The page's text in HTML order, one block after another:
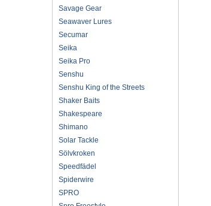
Savage Gear
Seawaver Lures
Secumar
Seika
Seika Pro
Senshu
Senshu King of the Streets
Shaker Baits
Shakespeare
Shimano
Solar Tackle
Sölvkroken
Speedfädel
Spiderwire
SPRO